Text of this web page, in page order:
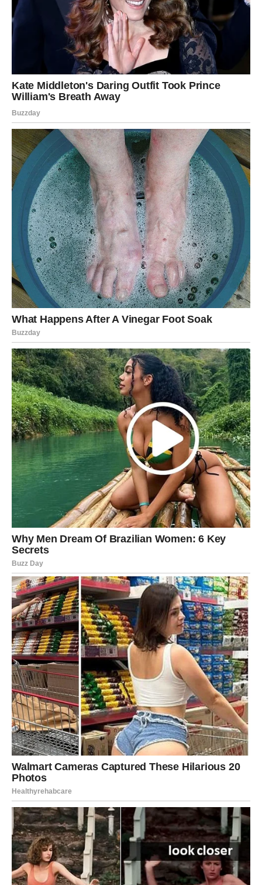
Dajte sebi vremena da razmislite prije nego što nešto
kažete ili uradite.
OVAJ VIKEND DONOSI VAŽNU
PREKRETNICU
Iako vam možda sada ne djeluje tako, vikend pred vama
mogao bi označiti početak veoma važnog perioda u
vašem životu.
Neke stvari će završiti, ali upravo zato dolazi nešto
mnogo bolje.
Zvijezde vam sada pokušavaju pokazati pravi put.
Zato nemojte ignorisati znakove, osjećaje i ljude koji se
ovog vikenda pojavljuju u vašem životu.
Jer poruka koju vam sudbina šalje ovog vikenda mogla bi
promijeniti mnogo više nego što trenutno možete
zamisliti.